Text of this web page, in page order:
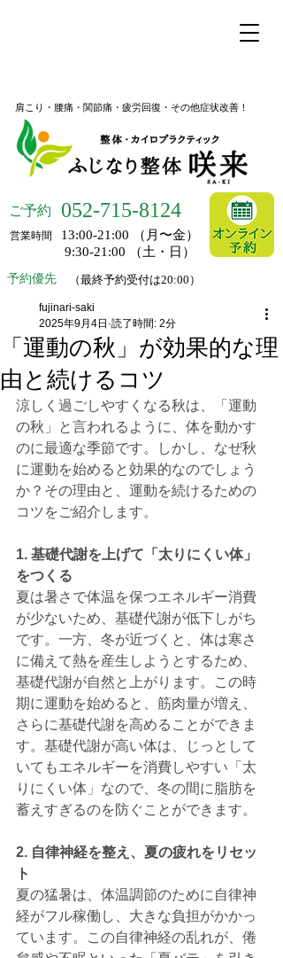
肩こり・腰痛・関節痛・疲労回復・その他症状改善！
ご予約 052-715-8124
営業時間
13:00-21:00 （月〜金）
9:30-21:00 （土・日）
予約優先 （最終予約受付は20:00）
「運動の秋」が効果的な理
由と続けるコツ
fujinari-saki
2025年9月4日 読了時間: 2分
涼しく過ごしやすくなる秋は、「運動
の秋」と言われるように、体を動かす
のに最適な季節です。しかし、なぜ秋
に運動を始めると効果的なのでしょう
か？その理由と、運動を続けるための
コツをご紹介します。
1. 基礎代謝を上げて「太りにくい体」
をつくる
夏は暑さで体温を保つエネルギー消費
が少ないため、基礎代謝が低下しがち
です。一方、冬が近づくと、体は寒さ
に備えて熱を産生しようとするため、
基礎代謝が自然と上がります。この時
期に運動を始めると、筋肉量が増え、
さらに基礎代謝を高めることができま
す。基礎代謝が高い体は、じっとして
いてもエネルギーを消費しやすい「太
りにくい体」なので、冬の間に脂肪を
蓄えすぎるのを防ぐことができます。
2. 自律神経を整え、夏の疲れをリセッ
ト
夏の猛暑は、体温調節のために自律神
経がフル稼働し、大きな負担がかかっ
ています。この自律神経の乱れが、倦